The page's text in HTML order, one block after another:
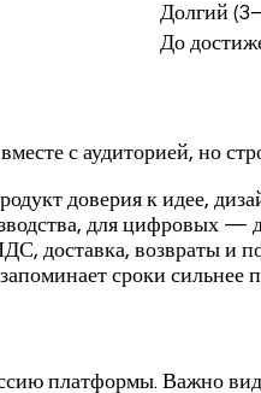
Долгий
До
с аудиторией, но
доверия к идее,
для цифровых
доставка, возвраты и
сроки сильнее
платформы. Важно